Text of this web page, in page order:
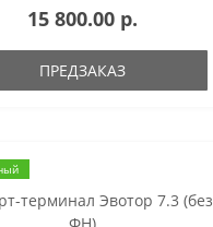
полезных приложений.
модель идеально подойдет
15 800.00 р.
ПРЕДЗАКАЗ